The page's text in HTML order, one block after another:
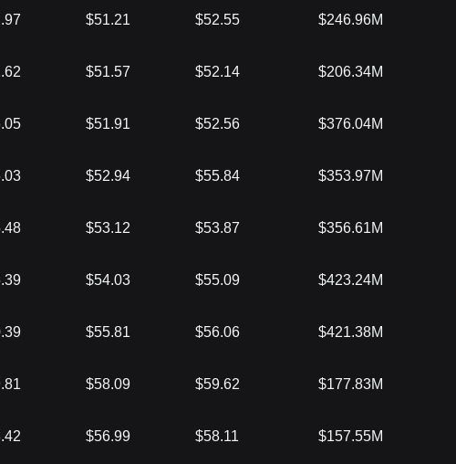
$51.21 $52.55 $246.96M
$51.57 $52.14 $206.34M
$51.91 $52.56 $376.04M
$52.94 $55.84 $353.97M
$53.12 $53.87 $356.61M
$54.03 $55.09 $423.24M
$55.81 $56.06 $421.38M
$58.09 $59.62 $177.83M
$56.99 $58.11 $157.55M